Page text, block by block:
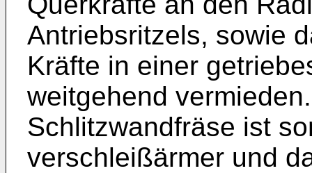
Antriebsritzels, sowie
Kräfte in einer
weitgehend
Schlitzwandfräse ist
verschleißärmer und